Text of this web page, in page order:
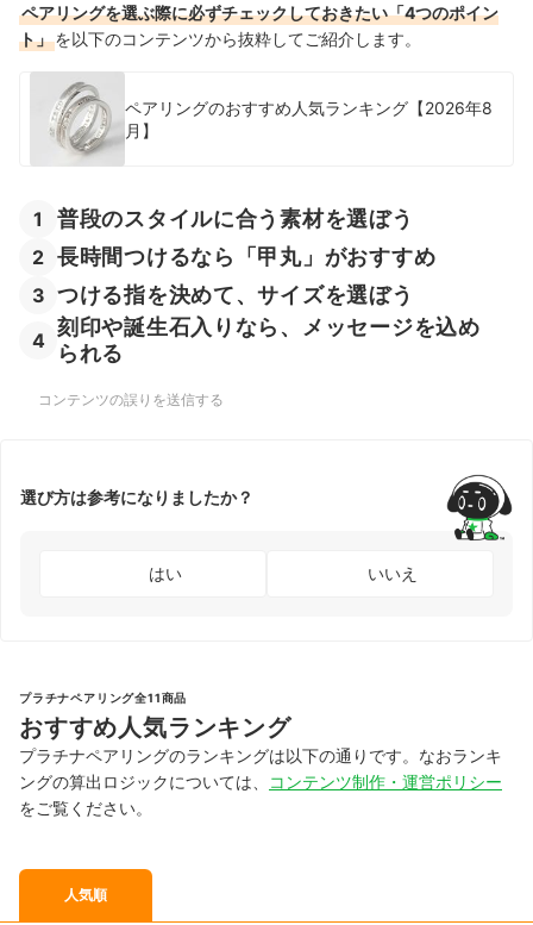
ペアリングを選ぶ際に必ずチェックしておきたい「4つのポイン
ト」を以下のコンテンツから抜粋してご紹介します。
ペアリングのおすすめ人気ランキング【2026年8
月】
1 普段のスタイルに合う素材を選ぼう
2 長時間つけるなら「甲丸」がおすすめ
3 つける指を決めて、サイズを選ぼう
4
刻印や誕生石入りなら、メッセージを込め
られる
コンテンツの誤りを送信する
選び方は参考になりましたか？
はい いいえ
プラチナペアリング全11商品
おすすめ人気ランキング
プラチナペアリングのランキングは以下の通りです。なおランキ
ングの算出ロジックについては、
コンテンツ制作・運営ポリシー
をご覧ください。
人気順